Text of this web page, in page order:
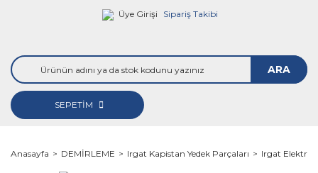
Üye Girişi Sipariş Takibi
ARA
SEPETİM
Anasayfa DEMİRLEME Irgat Kapistan Yedek Parçaları Irgat Elektrik